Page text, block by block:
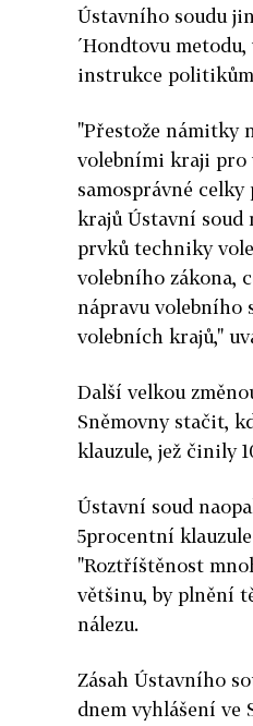
Ústavního soudu
´Hondtovu
instrukce
"Přestože námitky
volebními kraji pro
samosprávné
krajů Ústavní soud
prvků techniky
volebního zákona,
nápravu volebního
volebních krajů,"
Další velkou
Sněmovny stačit,
klauzule, jež činily
Ústavní soud
5procentní
"Roztříštěnost
většinu, by plnění
nálezu.
Zásah Ústavního
dnem vyhlášení ve